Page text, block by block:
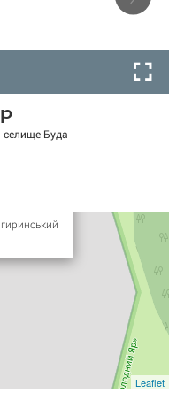
селище Буда
Яр
Leaflet